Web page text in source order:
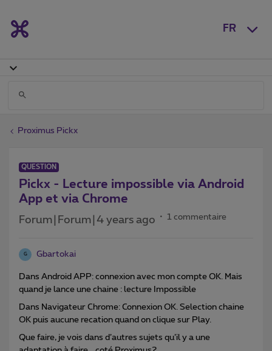
FR
Proximus Pickx
QUESTION
Pickx - Lecture impossible via Android
App et via Chrome
Forum|Forum|4 years ago 1 commentaire
G Gbartokai
Dans Android APP: connexion avec mon compte OK. Mais
quand je lance une chaine : lecture Impossible
Dans Navigateur Chrome: Connexion OK. Selection chaine
OK puis aucune recation quand on clique sur Play.
Que faire, je vois dans d’autres sujets qu’il y a une